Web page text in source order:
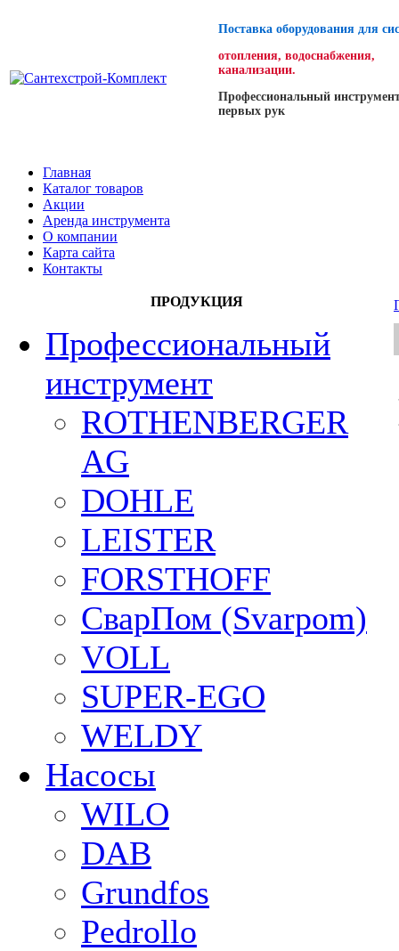
Поставка оборудования для
отопления, водоснабжения,
канализации.
Профессиональный
первых рук
Главная
Каталог товаров
Акции
Аренда инструмента
О компании
Карта сайта
Контакты
ПРОДУКЦИЯ
Профессиональный
инструмент
ROTHENBERGER
AG
DOHLE
LEISTER
FORSTHOFF
СварПом (Svarpom)
VOLL
SUPER-EGO
WELDY
Насосы
WILO
DAB
Grundfos
Pedrollo